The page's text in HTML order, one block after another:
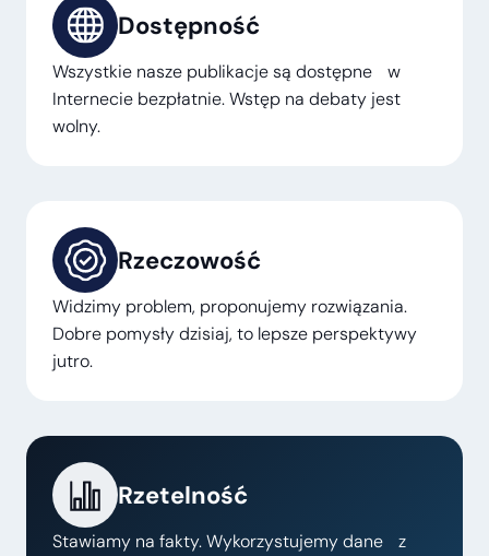
Dostępność
Wszystkie nasze publikacje są dostępne w
Internecie bezpłatnie. Wstęp na debaty jest
wolny.
Rzeczowość
Widzimy problem, proponujemy rozwiązania.
Dobre pomysły dzisiaj, to lepsze perspektywy
jutro.
Rzetelność
Stawiamy na fakty. Wykorzystujemy dane z